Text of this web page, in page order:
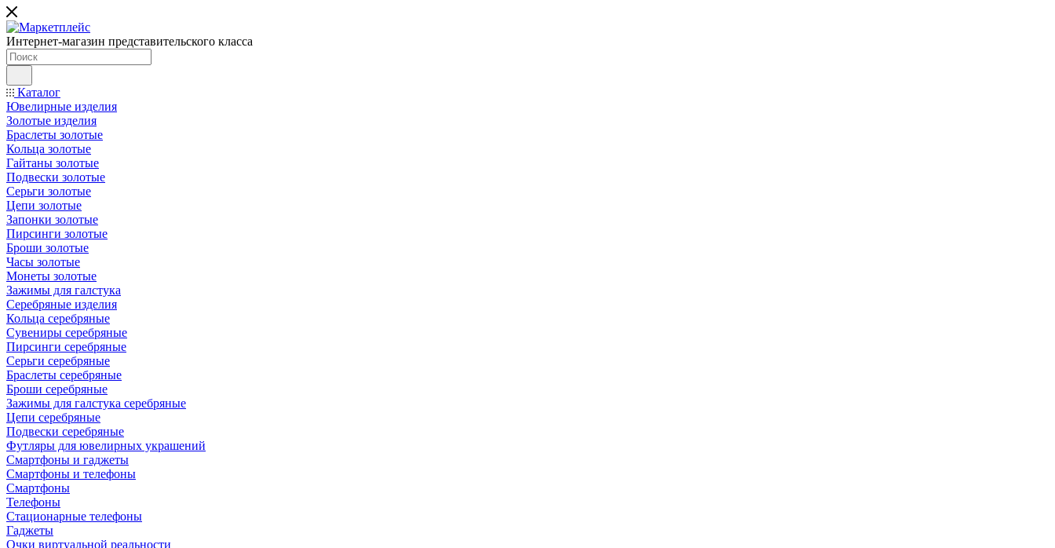
Интернет-магазин представительского класса
Каталог
Ювелирные изделия
Золотые изделия
Браслеты золотые
Кольца золотые
Гайтаны золотые
Подвески золотые
Серьги золотые
Цепи золотые
Запонки золотые
Пирсинги золотые
Броши золотые
Часы золотые
Монеты золотые
Зажимы для галстука
Серебряные изделия
Кольца серебряные
Сувениры серебряные
Пирсинги серебряные
Серьги серебряные
Браслеты серебряные
Броши серебряные
Зажимы для галстука серебряные
Цепи серебряные
Подвески серебряные
Футляры для ювелирных украшений
Смартфоны и гаджеты
Смартфоны и телефоны
Смартфоны
Телефоны
Стационарные телефоны
Гаджеты
Очки виртуальной реальности